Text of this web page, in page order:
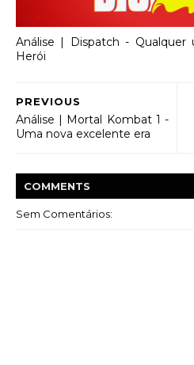
Análise | Dispatch -
Herói
PREVIOUS
Análise | Mortal Kombat 1 -
Uma nova excelente era
COMMENTS
Sem Comentários: